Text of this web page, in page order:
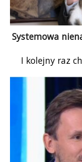
Systemowa
I kolejny raz
kobietę.
dookoła
zasiada w
posłanka to
człowiek, ale